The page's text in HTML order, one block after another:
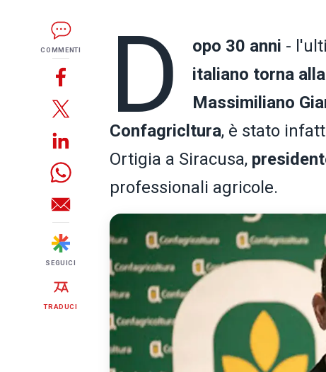
COMMENTI
SEGUICI
TRADUCI
D opo 30 anni -
italiano torna
Massimiliano
Confagricltura, è stato
Ortigia a Siracusa,
professionali agricole.